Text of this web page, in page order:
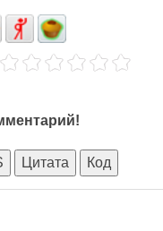
Цитата Код